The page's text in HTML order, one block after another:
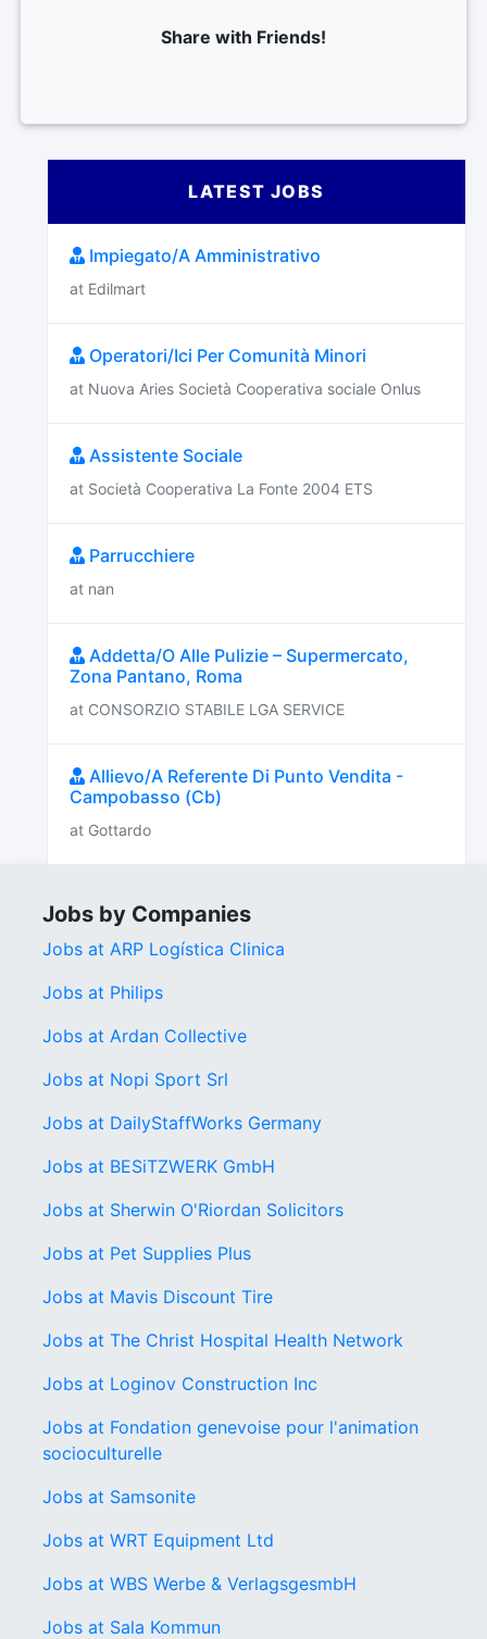
Share with Friends!
LATEST JOBS
Impiegato/A Amministrativo
at Edilmart
Operatori/Ici Per Comunità Minori
at Nuova Aries Società Cooperativa sociale Onlus
Assistente Sociale
at Società Cooperativa La Fonte 2004 ETS
Parrucchiere
at nan
Addetta/O Alle Pulizie – Supermercato,
Zona Pantano, Roma
at CONSORZIO STABILE LGA SERVICE
Allievo/A Referente Di Punto Vendita -
Campobasso (Cb)
at Gottardo
Jobs by Companies
Jobs at ARP Logística Clinica
Jobs at Philips
Jobs at Ardan Collective
Jobs at Nopi Sport Srl
Jobs at DailyStaffWorks Germany
Jobs at BESiTZWERK GmbH
Jobs at Sherwin O'Riordan Solicitors
Jobs at Pet Supplies Plus
Jobs at Mavis Discount Tire
Jobs at The Christ Hospital Health Network
Jobs at Loginov Construction Inc
Jobs at Fondation genevoise pour l'animation
socioculturelle
Jobs at Samsonite
Jobs at WRT Equipment Ltd
Jobs at WBS Werbe & VerlagsgesmbH
Jobs at Sala Kommun